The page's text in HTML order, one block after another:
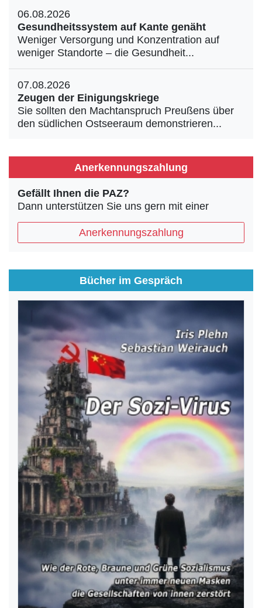
06.08.2026
Gesundheitssystem auf Kante genäht
Weniger Versorgung und Konzentration auf
weniger Standorte – die Gesundheit...
07.08.2026
Zeugen der Einigungskriege
Sie sollten den Machtanspruch Preußens über
den südlichen Ostseeraum demonstrieren...
Anerkennungszahlung
Gefällt Ihnen die PAZ?
Dann unterstützen Sie uns gern mit einer
Anerkennungszahlung
Bücher im Gespräch